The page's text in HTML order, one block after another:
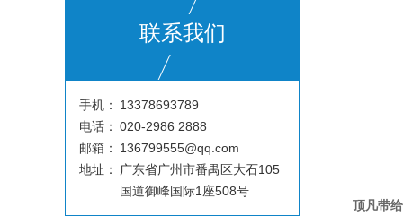
联系我们
手机：
13378693789
电话： 020-2986 2888
邮箱：
136799555@qq.com
地址：
广东省广州市番禺区大石105
国道御峰国际1座508号
顶凡带